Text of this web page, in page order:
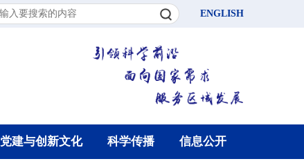
ENGLISH
党建与创新文化 科学传播 信息公开